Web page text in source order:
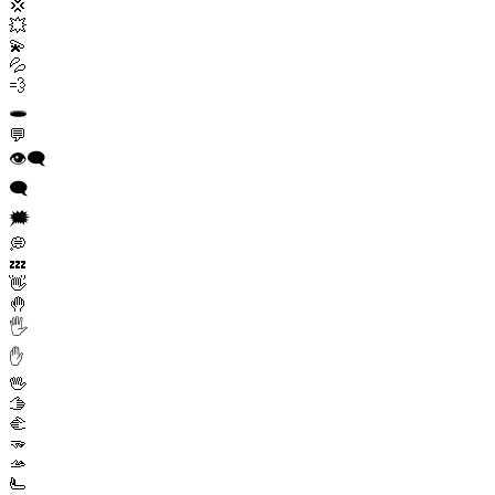
💢
💥
💫
💦
💨
🕳️
💬
👁️‍🗨️
🗨️
🗯️
💭
💤
👋
🤚
🖐️
✋
🖖
🫱
🫲
🫳
🫴
🫷